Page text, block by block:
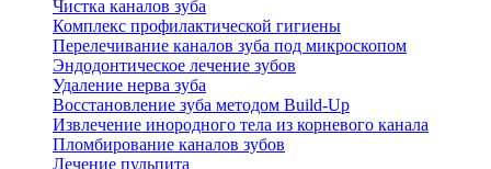
Чистка каналов зуба
Комплекс профилактической гигиены
Перелечивание каналов зуба под микроскопом
Эндодонтическое лечение зубов
Удаление нерва зуба
Восстановление зуба методом Build-Up
Извлечение инородного тела из корневого канала
Пломбирование каналов зубов
Лечение пульпита